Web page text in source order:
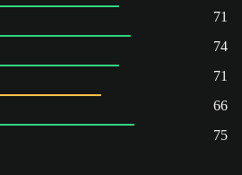
71
74
71
66
75